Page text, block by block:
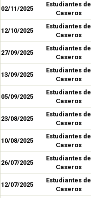
02/11/2025
Estudiantes de
Caseros
12/10/2025
Estudiantes de
Caseros
27/09/2025
Estudiantes de
Caseros
13/09/2025
Estudiantes de
Caseros
05/09/2025
Estudiantes de
Caseros
23/08/2025
Estudiantes de
Caseros
10/08/2025
Estudiantes de
Caseros
26/07/2025
Estudiantes de
Caseros
12/07/2025
Estudiantes de
Caseros